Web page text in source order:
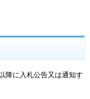
降に入札公告又は通知す